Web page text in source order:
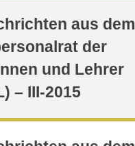
aus dem
der
und Lehrer
– III-2015